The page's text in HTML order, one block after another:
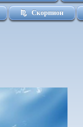
Скорпион